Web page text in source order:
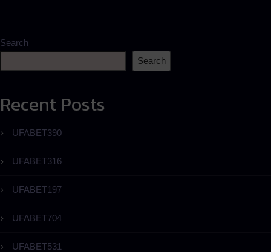
Search
Search
Recent Posts
UFABET390
UFABET316
UFABET197
UFABET704
UFABET531